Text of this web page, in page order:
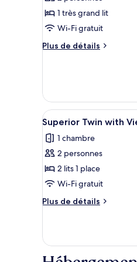
pour
ce
type
de
King
1 très grand lit
Wi-Fi gratuit
Plus de détails
Plus
type
de
chambre
Deluxe
King
Afficher
toutes
les
photos
pour
ce
type
de
Superior
Twin
5
Superior Twin with
1 chambre
2 personnes
2 lits 1 place
Wi-Fi gratuit
Plus de détails
Plus
le
type